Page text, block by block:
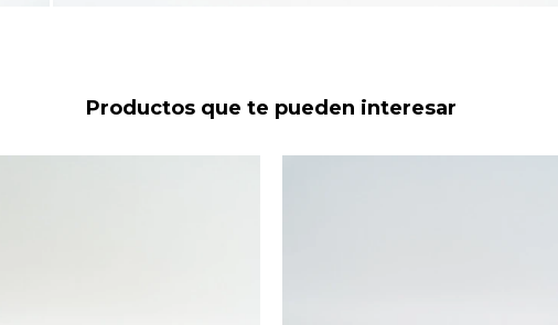
Productos que te pueden interesar